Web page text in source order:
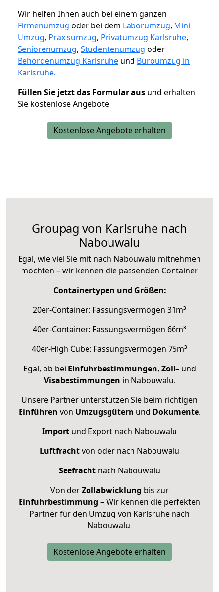
Wir helfen Ihnen auch bei einem ganzen
Firmenumzug oder bei dem Laborumzug, Mini
Umzug, Praxisumzug, Privatumzug Karlsruhe,
Seniorenumzug, Studentenumzug oder
Behördenumzug Karlsruhe und Büroumzug in
Karlsruhe.
Füllen Sie jetzt das Formular aus und erhalten
Sie kostenlose Angebote
Kostenlose Angebote erhalten
Groupag von Karlsruhe nach
Nabouwalu
Egal, wie viel Sie mit nach Nabouwalu mitnehmen
möchten – wir kennen die passenden Container
Containertypen und Größen:
20er-Container: Fassungsvermögen 31m³
40er-Container: Fassungsvermögen 66m³
40er-High Cube: Fassungsvermögen 75m³
Egal, ob bei Einfuhrbestimmungen, Zoll– und
Visabestimmungen in Nabouwalu.
Unsere Partner unterstützen Sie beim richtigen
Einführen von Umzugsgütern und Dokumente.
Import und Export nach Nabouwalu
Luftfrachtvon oder nach Nabouwalu
Seefracht nach Nabouwalu
Von derZollabwicklung bis zur
Einfuhrbestimmung – Wir kennen die perfekten
Partner für den Umzug von Karlsruhe nach
Nabouwalu.
Kostenlose Angebote erhalten